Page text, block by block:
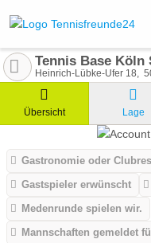
Tennis Base
Heinrich-Lübke-Ufer 18
Übersicht Lage
Gastronomie oder
Gastspieler erwünscht
Medenrunde spielen wir.
Mannschaften gemeldet